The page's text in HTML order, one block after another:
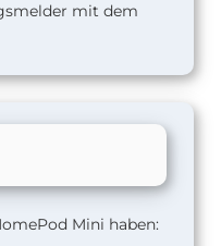
mit dem
Mini haben: